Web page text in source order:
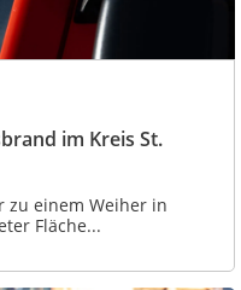
im Kreis St.
zu einem Weiher in
Fläche...